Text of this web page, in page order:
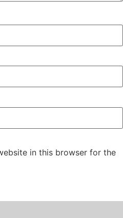
in this browser for the